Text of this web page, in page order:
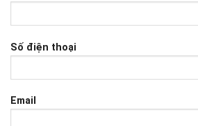
Số điện thoại
Email